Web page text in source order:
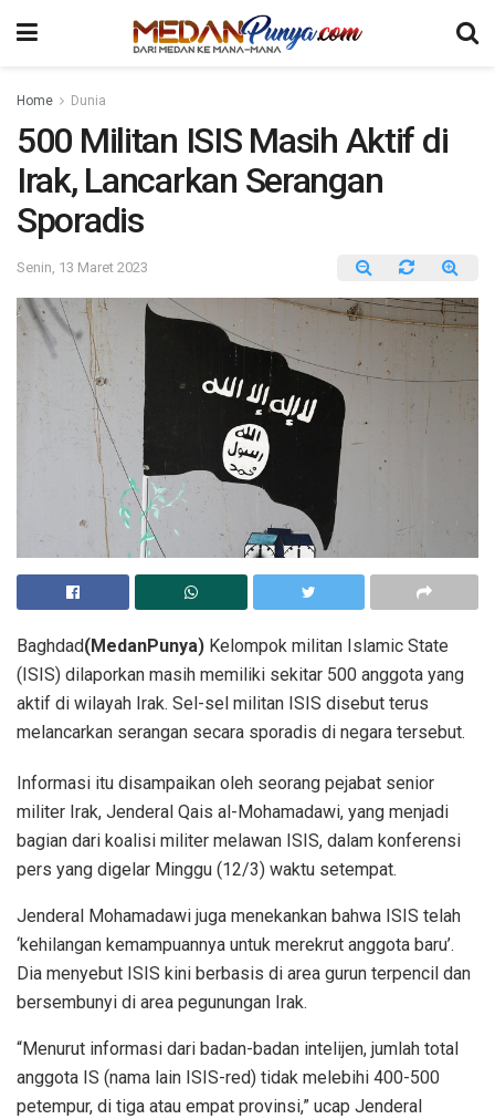
Home Dunia
500 Militan ISIS Masih Aktif di
Irak, Lancarkan Serangan
Sporadis
Senin, 13 Maret 2023
Baghdad(MedanPunya) Kelompok militan Islamic State
(ISIS) dilaporkan masih memiliki sekitar 500 anggota yang
aktif di wilayah Irak. Sel-sel militan ISIS disebut terus
melancarkan serangan secara sporadis di negara tersebut.
Informasi itu disampaikan oleh seorang pejabat senior
militer Irak, Jenderal Qais al-Mohamadawi, yang menjadi
bagian dari koalisi militer melawan ISIS, dalam konferensi
pers yang digelar Minggu (12/3) waktu setempat.
Jenderal Mohamadawi juga menekankan bahwa ISIS telah
‘kehilangan kemampuannya untuk merekrut anggota baru’.
Dia menyebut ISIS kini berbasis di area gurun terpencil dan
bersembunyi di area pegunungan Irak.
“Menurut informasi dari badan-badan intelijen, jumlah total
anggota IS (nama lain ISIS-red) tidak melebihi 400-500
petempur, di tiga atau empat provinsi,” ucap Jenderal